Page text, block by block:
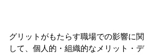
グリットがもたらす職場での影響に関
して、個人的・組織的なメリット・デ